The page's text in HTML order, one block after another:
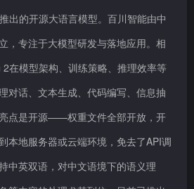
出的开源大语言模型。百川智能由中
，专注于大模型研发与落地应用。相
在模型架构、训练策略、推理效率等
对话、文本生成、代码编写、信息抽
点是开源——权重文件全部开放，开
本地服务器或云端环境，免去了API调
中英双语，对中文语境下的语义理